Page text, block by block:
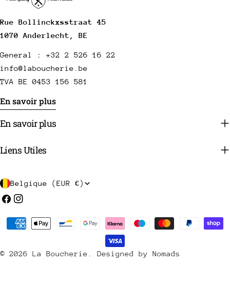
Rue Bollinckxsstraat 45
1070 Anderlecht, BE
General : +32 2 526 16 22
info@laboucherie.be
TVA BE 0453 156 581
En savoir plus
En savoir plus
Liens Utiles
P
a
/
Belgique (EUR €)
Facebook
Instagram
© 2026 La Boucherie Designed by Nomads
Méthodes
payement